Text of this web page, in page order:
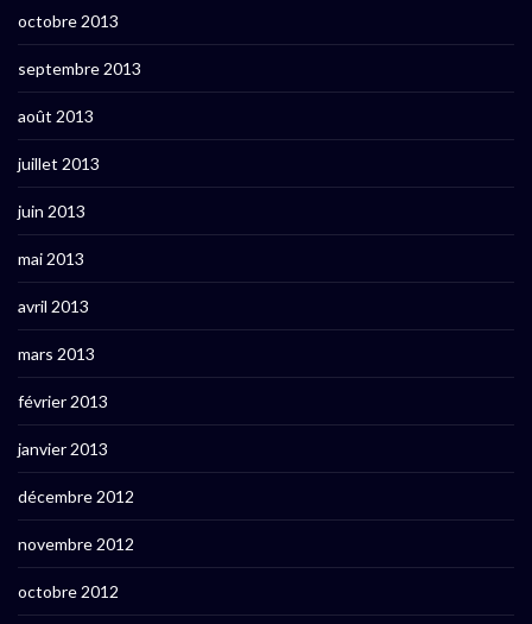
octobre 2013
septembre 2013
août 2013
juillet 2013
juin 2013
mai 2013
avril 2013
mars 2013
février 2013
janvier 2013
décembre 2012
novembre 2012
octobre 2012